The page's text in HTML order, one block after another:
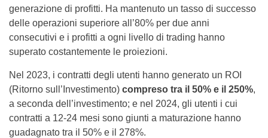
generazione di profitti. Ha mantenuto un tasso di successo
delle operazioni superiore all’80% per due anni
consecutivi e i profitti a ogni livello di trading hanno
superato costantemente le proiezioni.
Nel 2023, i contratti degli utenti hanno generato un ROI
(Ritorno sull’Investimento) compreso tra il 50% e il 250%,
a seconda dell’investimento; e nel 2024, gli utenti i cui
contratti a 12-24 mesi sono giunti a maturazione hanno
guadagnato tra il 50% e il 278%.